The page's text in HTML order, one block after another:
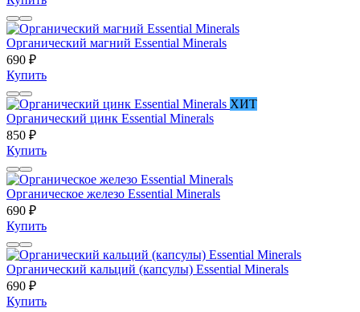
Органический магний Essential Minerals
690 ₽
Купить
ХИТ
Органический цинк Essential Minerals
850 ₽
Купить
Органическое железо Essential Minerals
690 ₽
Купить
Органический кальций (капсулы) Essential Minerals
690 ₽
Купить